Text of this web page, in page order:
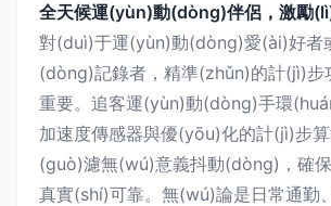
全天候運(yùn)動(dòng)伴侶，激勵
對(duì)于運(yùn)動(dòng)愛(ài)好者
(dòng)記錄者，精準(zhǔn)的計(jì)步
重要。追客運(yùn)動(dòng)手環
加速度傳感器與優(yōu)化的計(jì)步
(guò)濾無(wú)意義抖動(dòng)，確
真實(shí)可靠。無(wú)論是日常通勤